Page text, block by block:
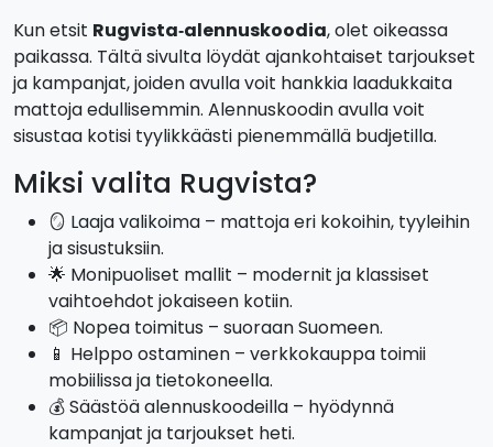
Kun etsit Rugvista‑alennuskoodia, olet oikeassa
paikassa. Tältä sivulta löydät ajankohtaiset tarjoukset
ja kampanjat, joiden avulla voit hankkia laadukkaita
mattoja edullisemmin. Alennuskoodin avulla voit
sisustaa kotisi tyylikkäästi pienemmällä budjetilla.
Miksi valita Rugvista?
🪞 Laaja valikoima – mattoja eri kokoihin, tyyleihin
ja sisustuksiin.
🌟 Monipuoliset mallit – modernit ja klassiset
vaihtoehdot jokaiseen kotiin.
📦 Nopea toimitus – suoraan Suomeen.
📱 Helppo ostaminen – verkkokauppa toimii
mobiilissa ja tietokoneella.
💰 Säästöä alennuskoodeilla – hyödynnä
kampanjat ja tarjoukset heti.